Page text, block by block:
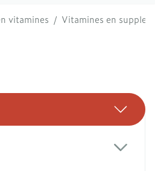
vitamines / Vitamines en